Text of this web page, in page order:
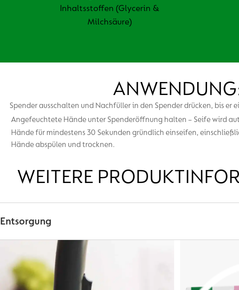
Inhaltsstoffen (Glycerin &
Milchsäure)
Spender ausschalten und Nachfüller in den Spender drücken, bis er
Angefeuchtete Hände unter Spenderöffnung halten – Seife wird
Hände für mindestens 30 Sekunden gründlich einseifen,
Hände abspülen und trocknen.
WEITERE
Entsorgung
Die Batterien zur Entsorgung herausnehmen und in die dafür
Handel oder zu öffentlichen Sammelstellen geben. Das Gerät
für Elektrogeräte entsorgen.